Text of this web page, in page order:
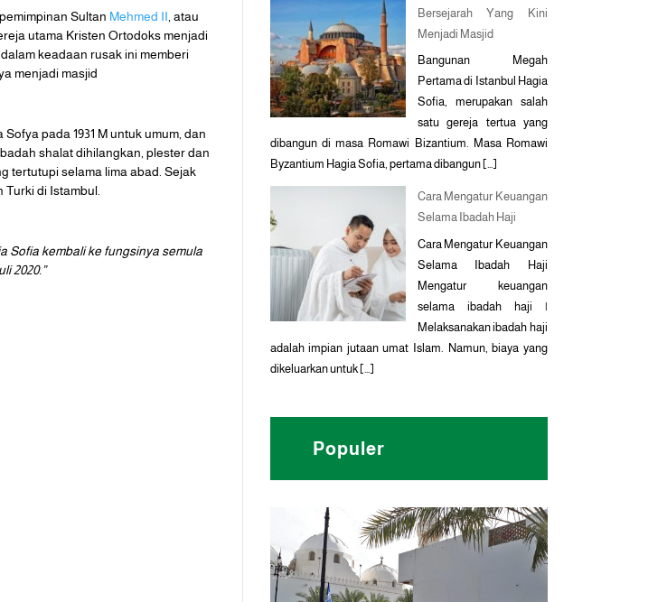
Sultan Mehmed II , atau
utama Kristen Ortodoks menjadi
keadaan rusak ini memberi
menjadi masjid
pada 1931 M untuk umum, dan
shalat dihilangkan, plester dan
tertutupi selama lima abad. Sejak
di Istambul.
Sofia kembali ke fungsinya semula
2020.”
Bersejarah Yang Kini
Menjadi Masjid
Bangunan Megah
Pertama di Istanbul Hagia
Sofia, merupakan salah
satu gereja tertua yang
dibangun di masa Romawi Bizantium. Masa Romawi
Byzantium Hagia Sofia, pertama dibangun […]
Cara Mengatur Keuangan
Selama Ibadah Haji
Cara Mengatur Keuangan
Selama Ibadah Haji
Mengatur keuangan
selama ibadah haji |
Melaksanakan ibadah haji
adalah impian jutaan umat Islam. Namun, biaya yang
dikeluarkan untuk […]
Populer